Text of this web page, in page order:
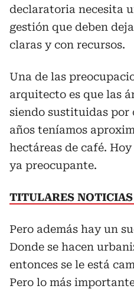
declaratoria necesita
gestión que deben
claras y con recursos.
Una de las
arquitecto es que las
siendo sustituidas por
años teníamos
hectáreas de café. Hoy
ya preocupante.
TITULARES
Pero además hay un
Donde se hacen
entonces se le está
Pero lo más